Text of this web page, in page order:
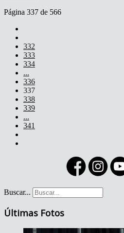
Página 337 de 566
332
333
334
...
336
337
338
339
...
341
Buscar...
Últimas Fotos